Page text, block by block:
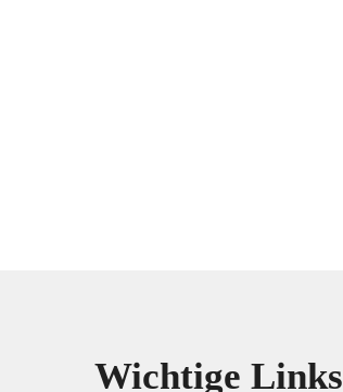
Wichtige Links